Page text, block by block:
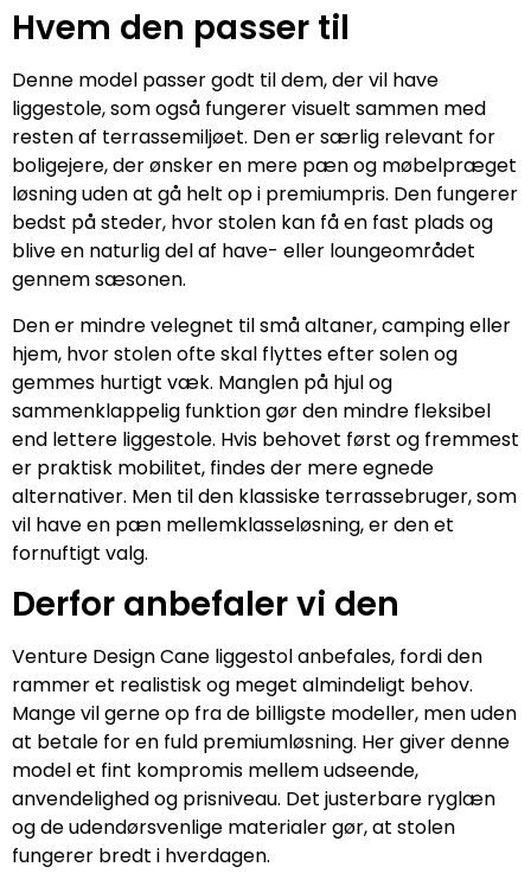
Hvem den passer til
Denne model passer godt til dem, der vil have
liggestole, som også fungerer visuelt sammen med
resten af terrassemiljøet. Den er særlig relevant for
boligejere, der ønsker en mere pæn og møbelpræget
løsning uden at gå helt op i premiumpris. Den fungerer
bedst på steder, hvor stolen kan få en fast plads og
blive en naturlig del af have- eller loungeområdet
gennem sæsonen.
Den er mindre velegnet til små altaner, camping eller
hjem, hvor stolen ofte skal flyttes efter solen og
gemmes hurtigt væk. Manglen på hjul og
sammenklappelig funktion gør den mindre fleksibel
end lettere liggestole. Hvis behovet først og fremmest
er praktisk mobilitet, findes der mere egnede
alternativer. Men til den klassiske terrassebruger, som
vil have en pæn mellemklasseløsning, er den et
fornuftigt valg.
Derfor anbefaler vi den
Venture Design Cane liggestol anbefales, fordi den
rammer et realistisk og meget almindeligt behov.
Mange vil gerne op fra de billigste modeller, men uden
at betale for en fuld premiumløsning. Her giver denne
model et fint kompromis mellem udseende,
anvendelighed og prisniveau. Det justerbare ryglæn
og de udendørsvenlige materialer gør, at stolen
fungerer bredt i hverdagen.